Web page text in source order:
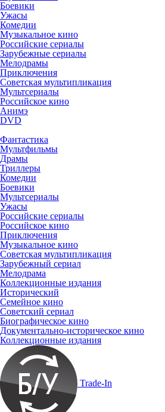
Боевики
Ужасы
Комедии
Музыкальное кино
Российские сериалы
Зарубежные сериалы
Мелодрамы
Приключения
Советская мультипликация
Мультсериалы
Российское кино
Анимэ
DVD
Фантастика
Мультфильмы
Драмы
Триллеры
Комедии
Боевики
Мультсериалы
Ужасы
Российские сериалы
Российское кино
Приключения
Музыкальное кино
Советская мультипликация
Зарубежный сериал
Мелодрама
Коллекционные издания
Исторический
Семейное кино
Советский сериал
Биографическое кино
Документально-историческое кино
Коллекционные издания
Trade-In